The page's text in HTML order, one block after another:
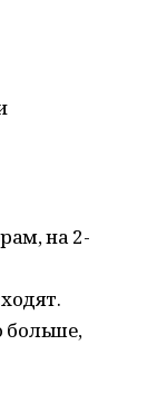
на 2-
больше,